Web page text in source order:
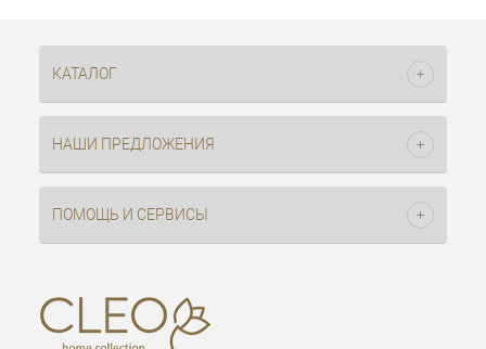
КАТАЛОГ
НАШИ ПРЕДЛОЖЕНИЯ
ПОМОЩЬ И СЕРВИСЫ